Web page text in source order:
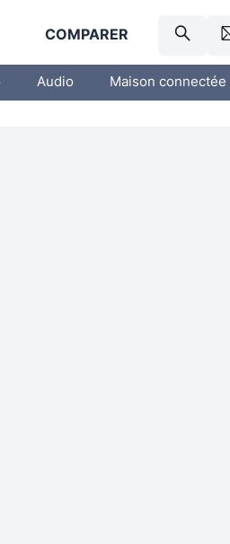
COMPARER
Audio Maison connectée